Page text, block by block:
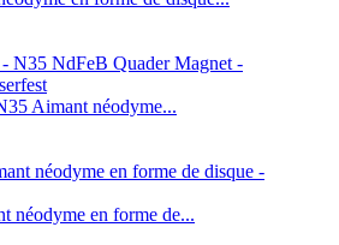
Aimant néodyme...
néodyme en forme de...